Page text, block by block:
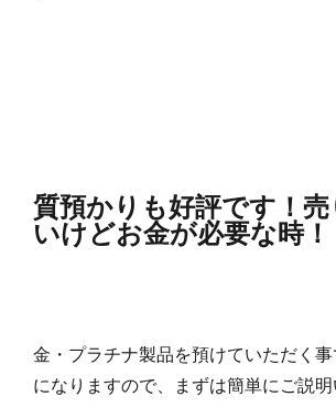
質預かりも好評です！
いけどお金が必要な時！
金・プラチナ製品を預けていただく
になりますので、まずは簡単にご説明